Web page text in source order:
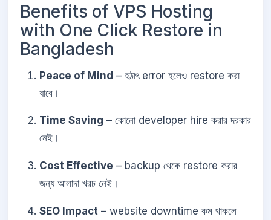
Benefits of VPS Hosting
with One Click Restore in
Bangladesh
Peace of Mind – হঠাৎ error হলেও restore করা
যাবে।
Time Saving – কোনো developer hire করার দরকার
নেই।
Cost Effective – backup থেকে restore করার
জন্য আলাদা খরচ নেই।
SEO Impact – website downtime কম থাকলে